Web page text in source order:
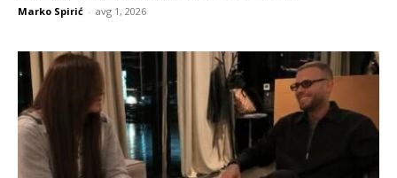
Marko Spirić - avg 1, 2026